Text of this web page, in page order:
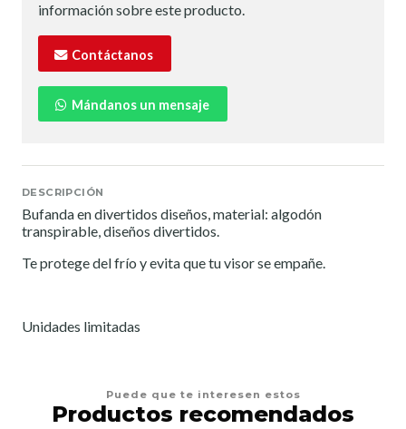
información sobre este producto.
Contáctanos
Mándanos un mensaje
DESCRIPCIÓN
Bufanda en divertidos diseños, material: algodón
transpirable, diseños divertidos.
Te protege del frío y evita que tu visor se empañe.
Unidades limitadas
Puede que te interesen estos
Productos recomendados